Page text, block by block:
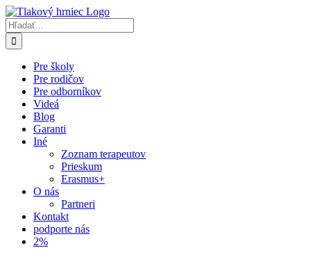
Skip
to
content
Facebook
YouTube
Spotify
Hľadať:
Pre školy
Pre rodičov
Pre odborníkov
Videá
Blog
Garanti
Iné
Zoznam terapeutov
Prieskum
Erasmus+
O nás
Partneri
Kontakt
podporte nás
2%